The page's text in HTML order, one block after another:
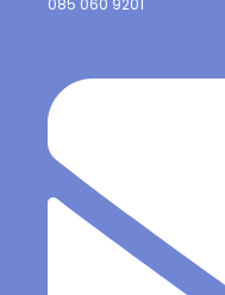
085 060 9201